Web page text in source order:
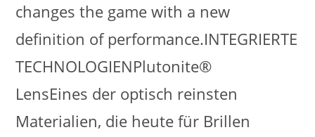
changes the game with a new
definition of performance.INTEGRIERTE
TECHNOLOGIENPlutonite®
LensEines der optisch reinsten
Materialien, die heute für Brillen